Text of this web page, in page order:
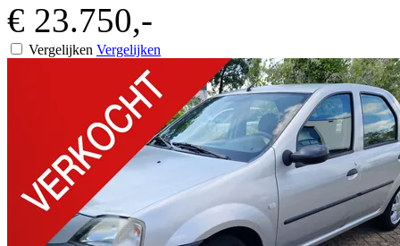
€ 23.750,-
Vergelijken Vergelijken